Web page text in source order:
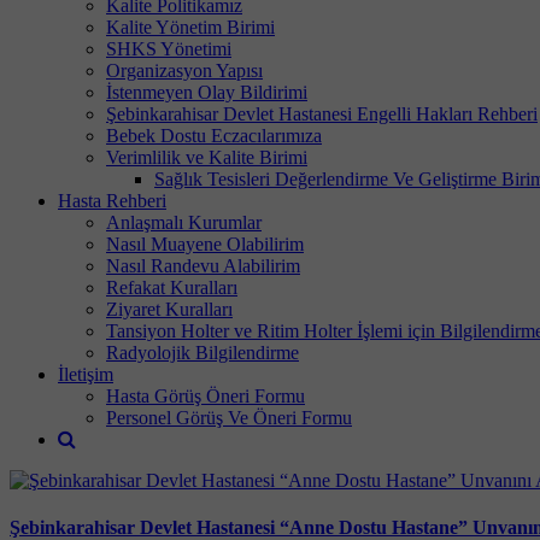
Kalite Politikamız
Kalite Yönetim Birimi
SHKS Yönetimi
Organizasyon Yapısı
İstenmeyen Olay Bildirimi
Şebinkarahisar Devlet Hastanesi Engelli Hakları Rehberi
Bebek Dostu Eczacılarımıza
Verimlilik ve Kalite Birimi
Sağlık Tesisleri Değerlendirme Ve Geliştirme
Hasta Rehberi
Anlaşmalı Kurumlar
Nasıl Muayene Olabilirim
Nasıl Randevu Alabilirim
Refakat Kuralları
Ziyaret Kuralları
Tansiyon Holter ve Ritim Holter İşlemi için
Radyolojik Bilgilendirme
İletişim
Hasta Görüş Öneri Formu
Personel Görüş Ve Öneri Formu
Şebinkarahisar Devlet Hastanesi “Anne Dostu Hastane”